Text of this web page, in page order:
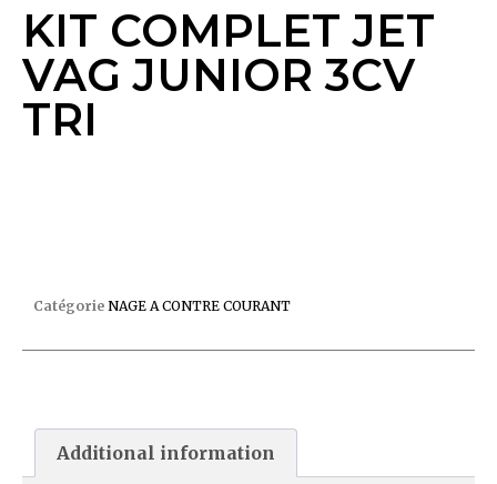
KIT COMPLET JET
VAG JUNIOR 3CV
TRI
Catégorie NAGE A CONTRE COURANT
Additional information